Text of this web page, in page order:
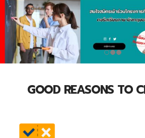
GOOD REASONS TO